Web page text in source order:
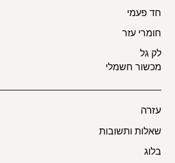
חד פעמי
חומרי עזר
לק גל
מכשור חשמלי
עזרה
שאלות ותשובות
בלוג